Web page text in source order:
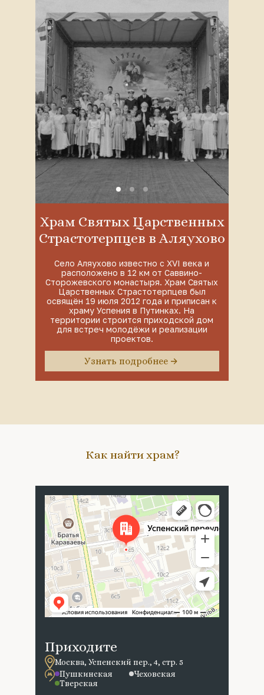
Храм Святых Царственных
Страстотерпцев в Аляухово
Село Аляухово известно с XVI века и
расположено в 12 км от Саввино-
Сторожевского монастыря. Храм Святых
Царственных Страстотерпцев был
освящён 19 июля 2012 года и приписан к
храму Успения в Путинках. На
территории строится приходской дом
для встреч молодёжи и реализации
проектов.
Узнать подробнее
Приходите
Москва, Успенский пер., 4, стр. 5
Пушкинская
Чеховская
Тверская
Как найти храм?
Москва
Успенский переулок, 4с5 — Яндекс Карты